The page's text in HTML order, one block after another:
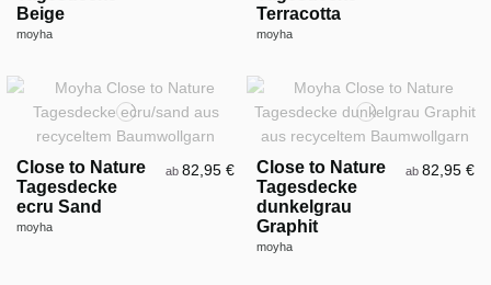
Beige
moyha
Terracotta
moyha
Close to Nature
Tagesdecke
ecru Sand
moyha
ab82,95 €
Close to Nature
Tagesdecke
dunkelgrau
Graphit
moyha
ab 82,95 €